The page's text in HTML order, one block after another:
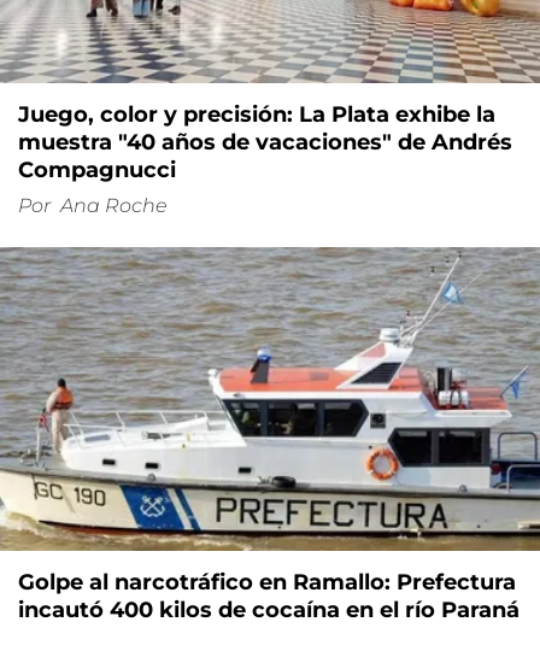
Juego, color y precisión: La Plata exhibe la
muestra "40 años de vacaciones" de Andrés
Compagnucci
Por Ana Roche
Golpe al narcotráfico en Ramallo: Prefectura
incautó 400 kilos de cocaína en el río Paraná